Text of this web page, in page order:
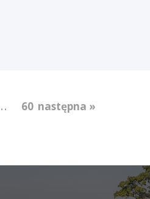
60 następna »